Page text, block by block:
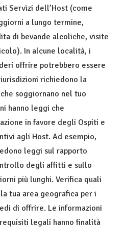
Servizi dell’Host (come
a lungo termine,
di bevande alcoliche, visite
In alcune località, i
offrire potrebbero essere
richiedono la
soggiornano nel tuo
hanno leggi che
in favore degli Ospiti e
agli Host. Ad esempio,
leggi sul rapporto
degli affitti e sullo
più lunghi. Verifica quali
tua area geografica per i
di offrire. Le informazioni
legali hanno finalità